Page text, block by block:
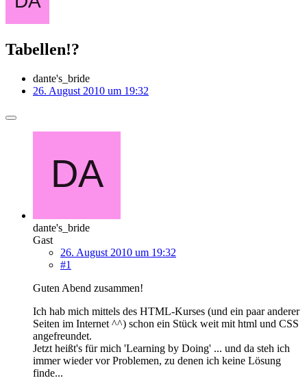
Tabellen!?
dante's_bride
26. August 2010 um 19:32
dante's_bride
Gast
26. August 2010 um 19:32
#1
Guten Abend zusammen!
Ich hab mich mittels des HTML-Kurses (und ein paar anderer
Seiten im Internet ^^) schon ein Stück weit mit html und CSS
angefreundet.
Jetzt heißt's für mich 'Learning by Doing' ... und da steh ich
immer wieder vor Problemen, zu denen ich keine Lösung
finde...